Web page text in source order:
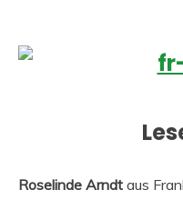
Roselinde Arndt aus